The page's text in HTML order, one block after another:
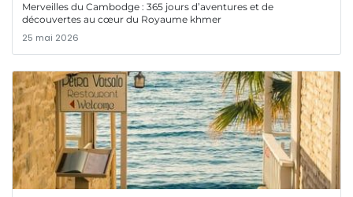
Merveilles du Cambodge : 365 jours d’aventures et de
découvertes au cœur du Royaume khmer
25 mai 2026